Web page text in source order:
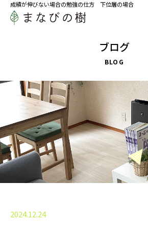
成績が伸びない場合の勉強の仕方 下位層の場合
ブログ
BLOG
2024.12.24